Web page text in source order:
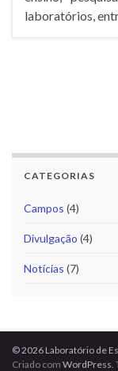
laboratórios,
CATEGORIAS
Campos (4)
Divulgação (4)
Notícias (7)
© 2026 Laboratório de
Criado com WordPress.